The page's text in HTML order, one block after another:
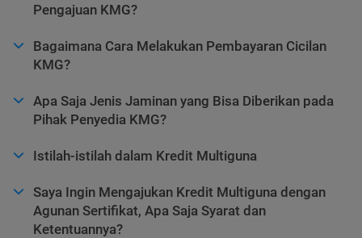
Pengajuan KMG?
Bagaimana Cara Melakukan Pembayaran Cicilan
KMG?
Apa Saja Jenis Jaminan yang Bisa Diberikan pada
Pihak Penyedia KMG?
Istilah-istilah dalam Kredit Multiguna
Saya Ingin Mengajukan Kredit Multiguna dengan
Agunan Sertifikat, Apa Saja Syarat dan
Ketentuannya?